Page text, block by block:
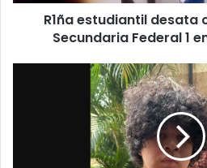
R1ña estudiantil desata
Secundaria Federal 1